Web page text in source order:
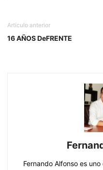
Artículo anterior
16 AÑOS DeFRENTE
Fernando Alfonso es